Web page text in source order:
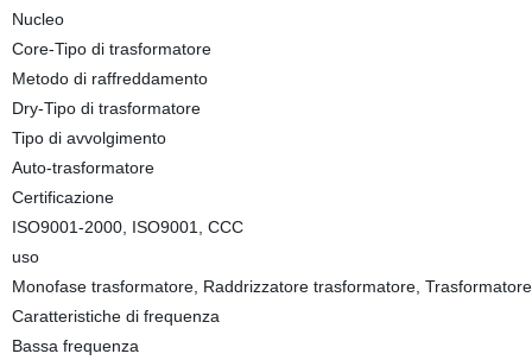
Nucleo
Core-Tipo di trasformatore
Metodo di raffreddamento
Dry-Tipo di trasformatore
Tipo di avvolgimento
Auto-trasformatore
Certificazione
ISO9001-2000, ISO9001, CCC
uso
Monofase trasformatore, Raddrizzatore trasformatore,
Caratteristiche di frequenza
Bassa frequenza